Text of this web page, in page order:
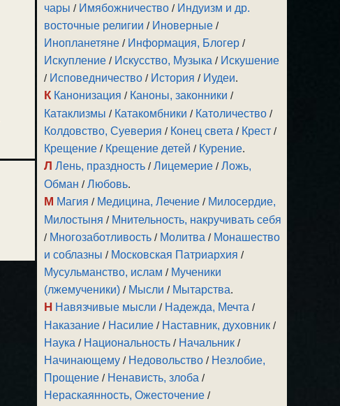
чары / Имябожничество / Индуизм и др.
восточные религии / Иноверные /
Инопланетяне / Информация, Блогер /
Искупление / Искусство, Музыка / Искушение
/ Исповедничество / История / Иудеи.
К Канонизация / Каноны, законники /
Катаклизмы / Катакомбники / Католичество /
Колдовство, Суеверия / Конец света / Крест /
Крещение / Крещение детей / Курение.
Л Лень, праздность /Лицемерие /Ложь,
Обман /Любовь.
М Магия / Медицина, Лечение / Милосердие,
Милостыня / Мнительность, накручивать себя
/ Многозаботливость / Молитва / Монашество
и соблазны / Московская Патриархия /
Мусульманство, ислам / Мученики
(лжемученики) / Мысли / Мытарства.
Н Навязчивые мысли / Надежда, Мечта /
Наказание / Насилие / Наставник, духовник /
Наука / Национальность / Начальник /
Начинающему / Недовольство / Незлобие,
Прощение / Ненависть, злоба /
Нераскаянность, Ожесточение /